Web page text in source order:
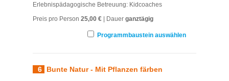
Erlebnispädagogische Betreuung: Kidcoaches
Preis pro Person 25,00 € | Dauer ganztägig
Programmbaustein auswählen
6 Bunte Natur - Mit Pflanzen färben